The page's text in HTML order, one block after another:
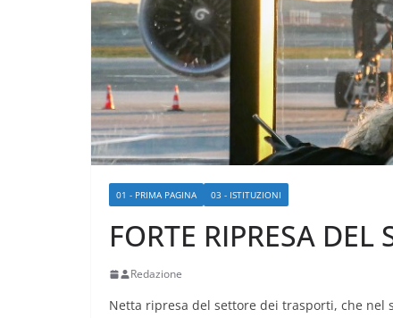
01 - PRIMA PAGINA 03 - ISTITUZIONI
FORTE RIPRESA DEL
Redazione
Netta ripresa del settore dei trasporti, che nel